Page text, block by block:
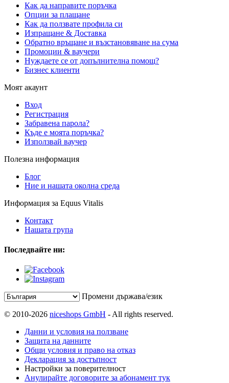
Как да направите поръчка
Опции за плащане
Как да ползвате профила си
Изпращане & Доставка
Обратно връщане и възстановяване на сума
Промоции & ваучери
Нуждаете се от допълнителна помощ?
Бизнес клиенти
Моят акаунт
Вход
Регистрация
Забравена парола?
Къде е моята поръчка?
Използвай ваучер
Полезна информация
Блог
Ние и нашата околна среда
Информация за Equus Vitalis
Контакт
Нашата група
Последвайте ни:
Промени държава/език
© 2010-2026 niceshops GmbH - All rights reserved.
Данни и условия на ползване
Защита на данните
Общи условия и право на отказ
Декларация за достъпност
Настройки за поверителност
Анулирайте договорите за абонамент тук